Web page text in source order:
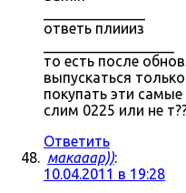
ответь плиииз
то есть после
выпускаться
покупать эти
слим 0225 или не
Ответить
макааар)):
10.04.2011 в 19:28